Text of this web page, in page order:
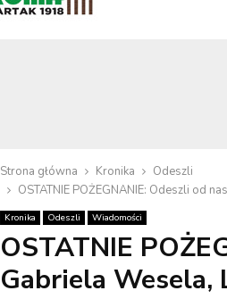
Strona główna Kronika
Odeszli
OSTATNIE POŻEGNANIE: Odeszli od
Kronika Odeszli Wiadomości
OSTATNIE
Gabriela Wesela,